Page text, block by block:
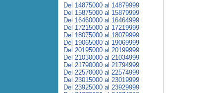
Del 14875000 al 14879999
Del 15875000 al 15879999
Del 16460000 al 16464999
Del 17215000 al 17219999
Del 18075000 al 18079999
Del 19065000 al 19069999
Del 20195000 al 20199999
Del 21030000 al 21034999
Del 21790000 al 21794999
Del 22570000 al 22574999
Del 23015000 al 23019999
Del 23925000 al 23929999